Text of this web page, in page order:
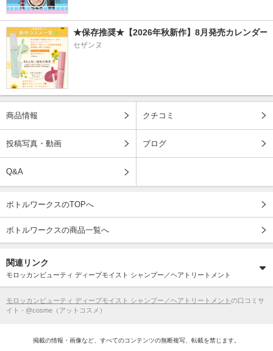
★保存推奨★【2026年秋新作】8月発売カレンダー
セザンヌ
商品情報 クチコミ
投稿写真・動画 ブログ
Q&A
ボトルワークスのTOPへ
ボトルワークスの商品一覧へ
関連リンク
モロッカンビューティ ディープモイスト シャンプー／ヘアトリートメント
モロッカンビューティ ディープモイスト シャンプー／ヘアトリートメント の口コミサ
イト - @cosme（アットコスメ）
掲載の情報・画像など、すべてのコンテンツの無断複写、転載を禁じます。